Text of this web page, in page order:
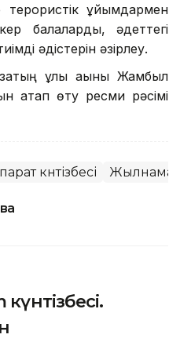
ұйымдармен
балаларды, әдеттегі
әдістерін әзірлеу.
ұлы ақыны Жамбыл
атап өту ресми рәсімі
күнтізбесі Жылнама